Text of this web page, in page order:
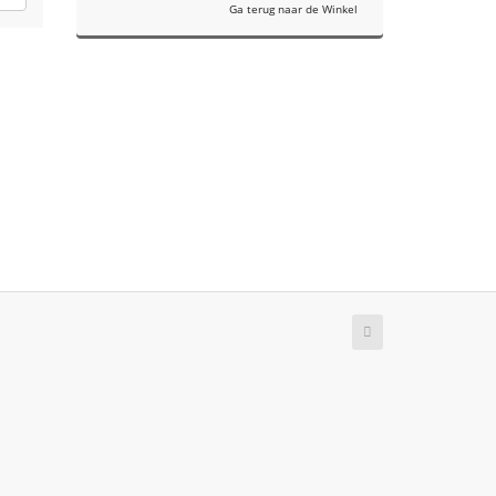
Ga terug naar de Winkel